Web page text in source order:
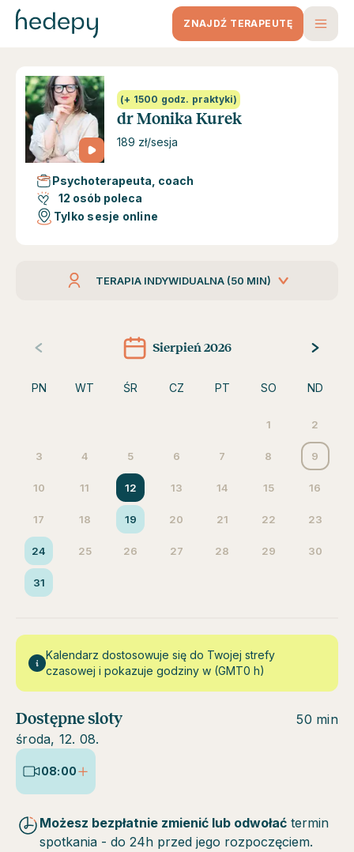
ZNAJDŹ TERAPEUTĘ
(+ 1500 godz. praktyki)
dr Monika Kurek
189 zł/sesja
Psychoterapeuta, coach
12 osób poleca
Tylko sesje online
TERAPIA INDYWIDUALNA (50 MIN)
Sierpień 2026
PN WT ŚR CZ PT SO ND
1 2
3 4 5 6 7 8 9
10 11 12 13 14 15 16
17 18 19 20 21 22 23
24 25 26 27 28 29 30
31
Kalendarz dostosowuje się do Twojej strefy
czasowej i pokazuje godziny w (GMT0 h)
Dostępne sloty
środa, 12. 08.
50 min
08:00
Możesz bezpłatnie zmienić lub odwołać termin
spotkania - do 24h przed jego rozpoczęciem.